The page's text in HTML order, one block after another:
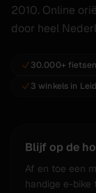
2010. Online
door heel
30.000+
3 winkels in
Blijf op de
Af en toe een
handige e-bike